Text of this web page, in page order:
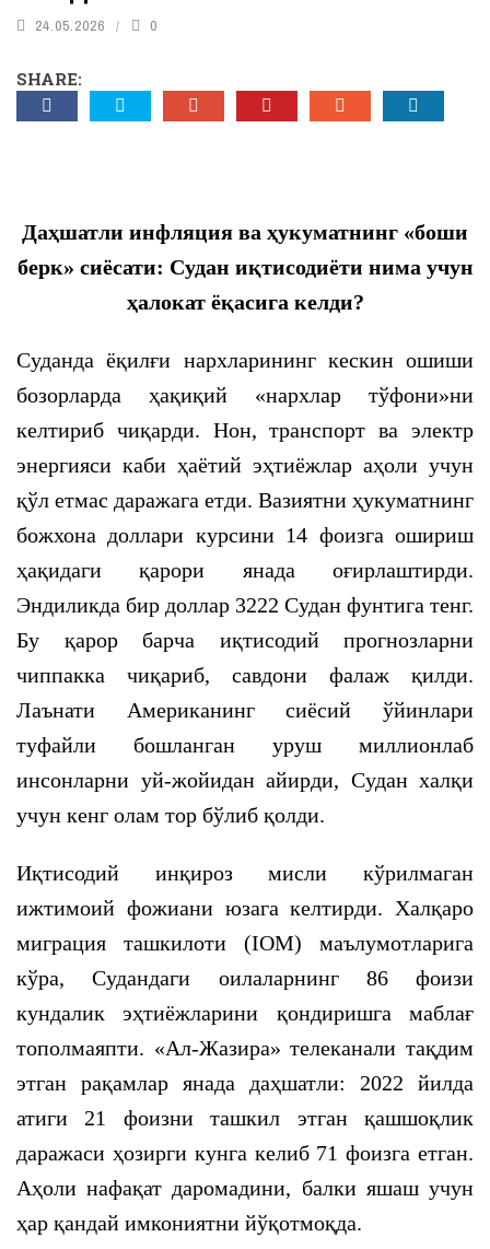
24.05.2026 0
SHARE:
Даҳшатли инфляция ва ҳукуматнинг «боши
берк» сиёсати: Судан иқтисодиёти нима учун
ҳалокат ёқасига келди?
Суданда ёқилғи нархларининг кескин ошиши
бозорларда ҳақиқий «нархлар тўфони»ни
келтириб чиқарди. Нон, транспорт ва электр
энергияси каби ҳаётий эҳтиёжлар аҳоли учун
қўл етмас даражага етди. Вазиятни ҳукуматнинг
божхона доллари курсини 14 фоизга ошириш
ҳақидаги қарори янада оғирлаштирди.
Эндиликда бир доллар 3222 Судан фунтига тенг.
Бу қарор барча иқтисодий прогнозларни
чиппакка чиқариб, савдони фалаж қилди.
Лаънати Американинг сиёсий ўйинлари
туфайли бошланган уруш миллионлаб
инсонларни уй-жойидан айирди, Судан халқи
учун кенг олам тор бўлиб қолди.
Иқтисодий инқироз мисли кўрилмаган
ижтимоий фожиани юзага келтирди. Халқаро
миграция ташкилоти (IOM) маълумотларига
кўра, Судандаги оилаларнинг 86 фоизи
кундалик эҳтиёжларини қондиришга маблағ
тополмаяпти. «Ал-Жазира» телеканали тақдим
этган рақамлар янада даҳшатли: 2022 йилда
атиги 21 фоизни ташкил этган қашшоқлик
даражаси ҳозирги кунга келиб 71 фоизга етган.
Аҳоли нафақат даромадини, балки яшаш учун
ҳар қандай имкониятни йўқотмоқда.